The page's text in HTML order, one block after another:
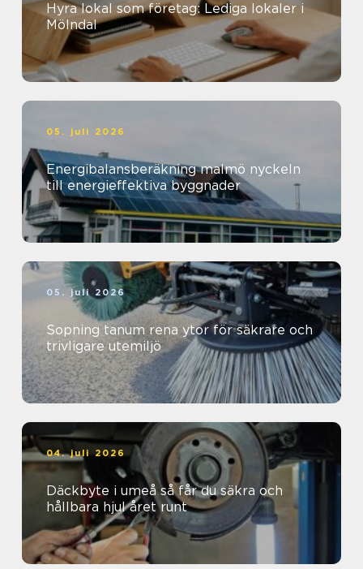
Hyra lokal som företag: Lediga lokaler i
Mölndal
05. juli 2026
Energibalansberäkning malmö nyckeln
till energieffektiva byggnader
05. juli 2026
Sopning tanum rena ytor för säkrare och
trivligare utemiljö
04. juli 2026
Däckbyte i umeå så får du säkra och
hållbara hjul året runt